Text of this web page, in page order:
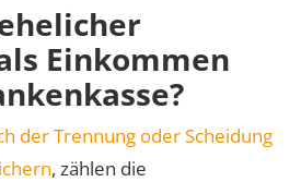
Einkommen
der Trennung oder Scheidung
, zählen die